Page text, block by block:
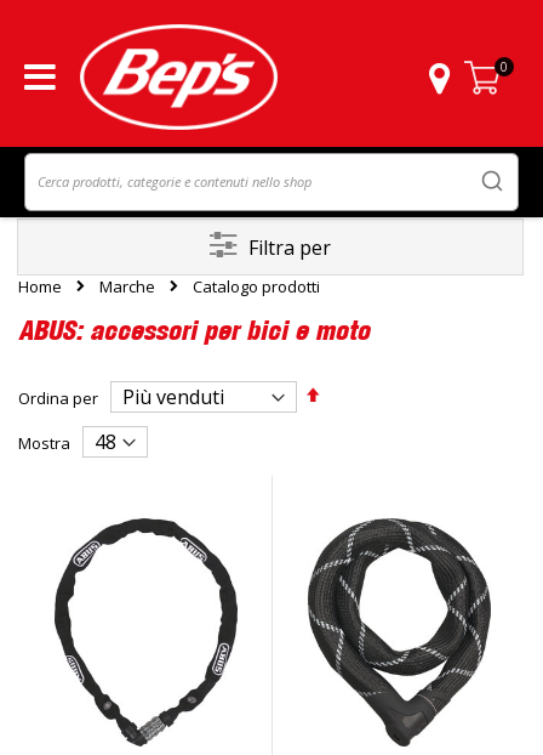
Carrello
0
Home Marche Catalogo prodotti
ABUS: accessori per bici e moto
Ordina per
Imposta
Mostra
Filtra per